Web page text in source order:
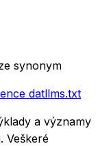
synonym
datllms.txt
a významy
Veškeré